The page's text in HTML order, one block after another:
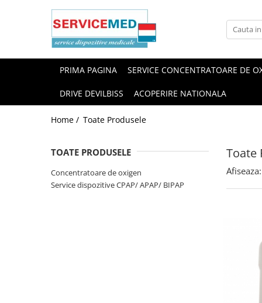
Service Concentratoare de oxigen
Concentratoare de oxigen
portabile
Service dispozitive CPAP/ APAP/ BIPAP
Service dispozitive BiPAP
PRIMA PAGINA SERVICE CONCENTRATOARE DE
DRIVE DEVILBISS ACOPERIRE NATIONALA
Home / Toate Produsele
Toate
TOATE PRODUSELE
Concentratoare de oxigen
Service dispozitive CPAP/ APAP/ BIPAP
Afiseaza: